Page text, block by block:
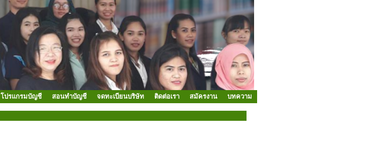
โปรแกรมบัญชี สอนทำบัญชี จดทะเบียนบริษัท ติดต่อเรา สมัครงาน บทความ